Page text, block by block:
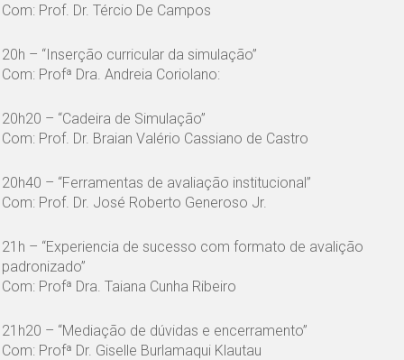
Com: Prof. Dr. Tércio De Campos
20h – “Inserção curricular da simulação”
Com: Profª Dra. Andreia Coriolano:
20h20 – “Cadeira de Simulação”
Com: Prof. Dr. Braian Valério Cassiano de Castro
20h40 – “Ferramentas de avaliação institucional”
Com: Prof. Dr. José Roberto Generoso Jr.
21h – “Experiencia de sucesso com formato de avalição
padronizado”
Com: Profª Dra. Taiana Cunha Ribeiro
21h20 – “Mediação de dúvidas e encerramento”
Com: Profª Dr. Giselle Burlamaqui Klautau